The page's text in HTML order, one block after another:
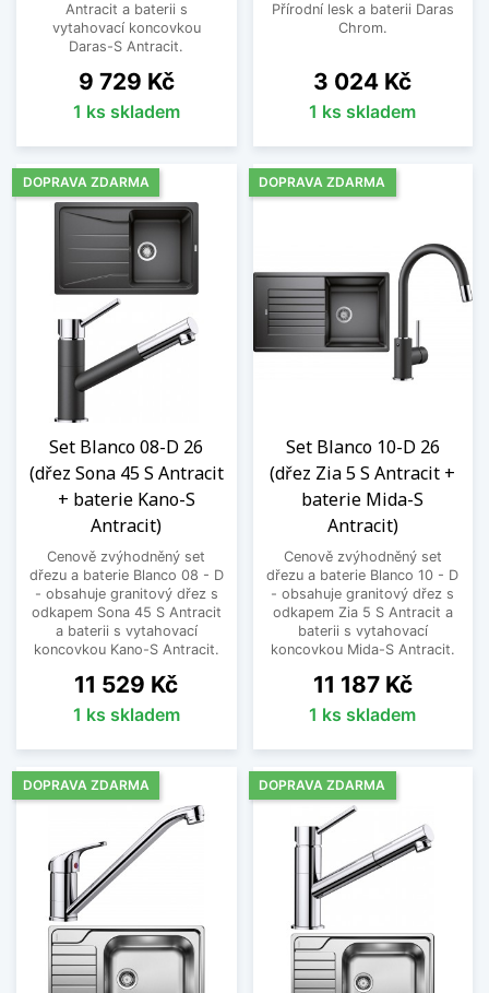
Antracit a baterii s
vytahovací koncovkou
Daras-S Antracit.
Cena
9 729 Kč
1 ks skladem
Přírodní lesk a baterii Daras
Chrom.
Cena
3 024 Kč
1 ks skladem
Set Blanco 08-D 26
(dřez Sona 45 S Antracit
+ baterie Kano-S
Antracit)
Cenově zvýhodněný set
dřezu a baterie Blanco 08 - D
- obsahuje granitový dřez s
odkapem Sona 45 S Antracit
a baterii s vytahovací
koncovkou Kano-S Antracit.
Cena
11 529 Kč
1 ks skladem
DOPRAVA ZDARMA
Set Blanco 10-D 26
(dřez Zia 5 S Antracit +
baterie Mida-S
Antracit)
Cenově zvýhodněný set
dřezu a baterie Blanco 10 - D
- obsahuje granitový dřez s
odkapem Zia 5 S Antracit a
baterii s vytahovací
koncovkou Mida-S Antracit.
Cena
11 187 Kč
1 ks skladem
DOPRAVA ZDARMA
DOPRAVA ZDARMA DOPRAVA ZDARMA